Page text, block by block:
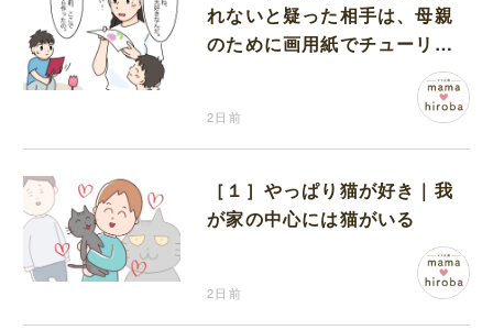
れないと疑った相手は、母親
のために画用紙でチューリッ
プを作っていただけだった
2日前
［１］やっぱり猫が好き｜我
が家の中心には猫がいる
2日前